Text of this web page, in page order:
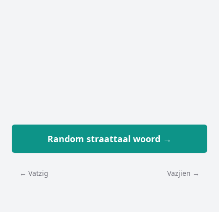
Random straattaal woord →
← Vatzig Vazjien →